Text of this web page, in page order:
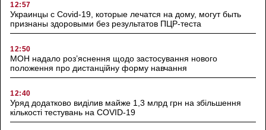
12:57
Украинцы с Covid-19, которые лечатся на дому, могут быть
признаны здоровыми без результатов ПЦР-теста
12:50
МОН надало роз’яснення щодо застосування нового
положення про дистанційну форму навчання
12:40
Уряд додатково виділив майже 1,3 млрд грн на збільшення
кількості тестувань на COVID-19